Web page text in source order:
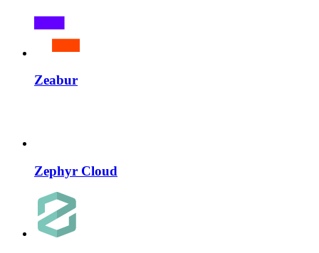
Zeabur
Zephyr Cloud